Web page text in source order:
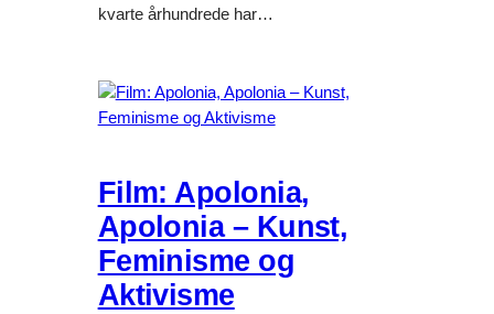
kvarte århundrede har…
Film: Apolonia,
Apolonia – Kunst,
Feminisme og
Aktivisme